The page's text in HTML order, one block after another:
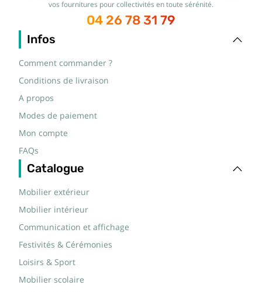
vos fournitures pour collectivités en toute sérénité.
04 26 78 31 79
Infos
Comment commander ?
Conditions de livraison
A propos
Modes de paiement
Mon compte
FAQs
Catalogue
Mobilier extérieur
Mobilier intérieur
Communication et affichage
Festivités & Cérémonies
Loisirs & Sport
Mobilier scolaire